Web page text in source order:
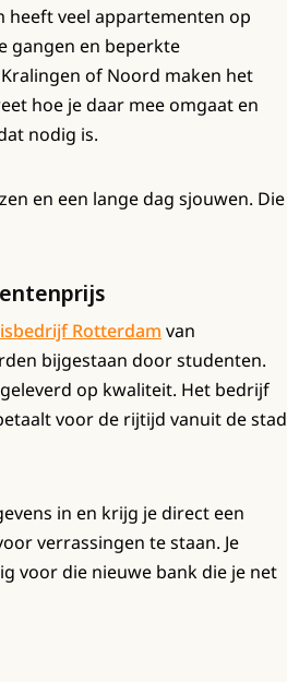
heeft veel appartementen op
gangen en beperkte
of Noord maken het
hoe je daar mee omgaat en
nodig is.
en een lange dag sjouwen. Die
Rotterdam van
bijgestaan door studenten.
op kwaliteit. Het bedrijf
voor de rijtijd vanuit de stad
in en krijg je direct een
verrassingen te staan. Je
voor die nieuwe bank die je net